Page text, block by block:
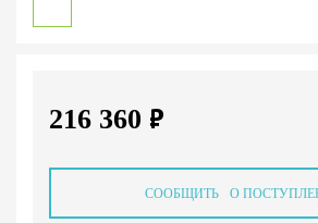
216 360 п
СООБЩИТЬ О